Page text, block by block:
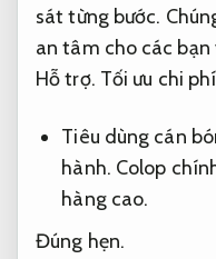
sát từng bước.
an tâm cho các
Hỗ trợ. Tối ưu chi
Tiêu dùng cán
hành. Colop
hàng cao.
Đúng hẹn.